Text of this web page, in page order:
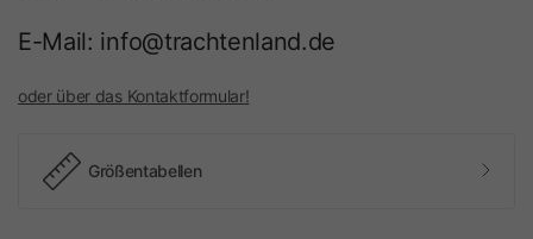
E-Mail: info@trachtenland.de
oder über das Kontaktformular!
Größentabellen